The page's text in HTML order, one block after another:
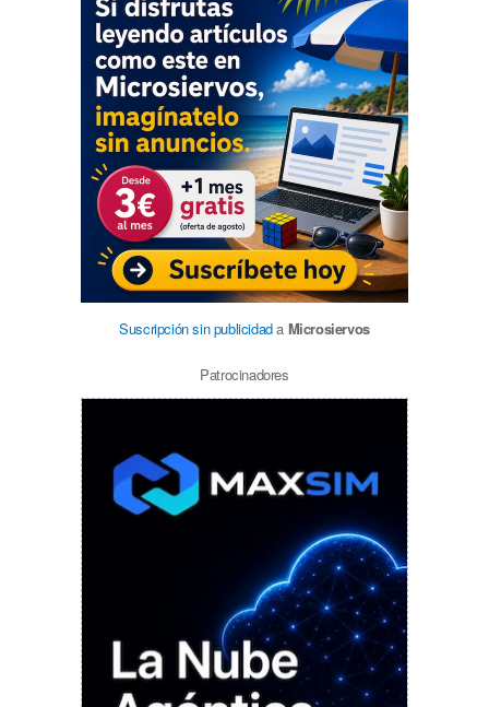
Suscripción sin publicidada Microsiervos
Patrocinadores